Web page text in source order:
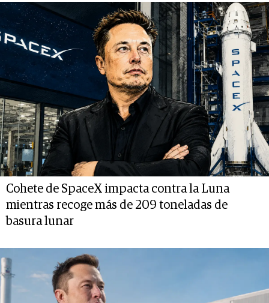
Cohete de SpaceX impacta contra la Luna
mientras recoge más de 209 toneladas de
basura lunar